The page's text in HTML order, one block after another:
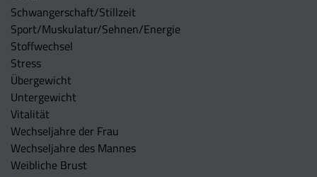
Schwangerschaft/Stillzeit
Sport/Muskulatur/Sehnen/Energie
Stoffwechsel
Stress
Übergewicht
Untergewicht
Vitalität
Wechseljahre der Frau
Wechseljahre des Mannes
Weibliche Brust